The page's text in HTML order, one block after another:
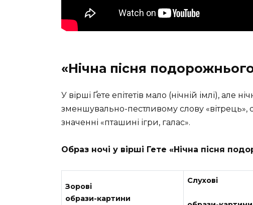
«Нічна пісня
У вірші Ґете епітетів мало (нічній імлі), але
зменшувально-пестливому слову
значенні «пташині ігри, галас».
Образ ночі у вірші Гете «Нічна пісня
Зорові
образи-картини
Слухові